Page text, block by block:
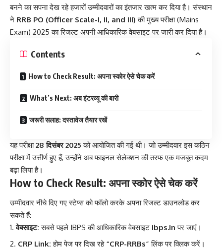
बनने का सपना देख रहे हजारों उम्मीदवारों का इंतजार खत्म कर दिया है। संस्थान
ने RRB PO (Officer Scale-I, II, and III) की मुख्य परीक्षा (Mains
Exam) 2025 का रिजल्ट अपनी आधिकारिक वेबसाइट पर जारी कर दिया है।
Contents
How to Check Result: अपना स्कोर ऐसे चेक करें
What’s Next: अब इंटरव्यू की बारी
जरूरी सलाह: दस्तावेज तैयार रखें
यह परीक्षा28 दिसंबर 2025 को आयोजित की गई थी। जो उम्मीदवार इस कठिन
परीक्षा में उत्तीर्ण हुए हैं, उन्होंने अब फाइनल सेलेक्शन की तरफ एक मजबूत कदम
बढ़ा लिया है।
How to Check Result: अपना स्कोर ऐसे चेक करें
उम्मीदवार नीचे दिए गए स्टेप्स को फॉलो करके अपना रिजल्ट डाउनलोड कर
सकते हैं:
वेबसाइट: सबसे पहले IBPS की आधिकारिक वेबसाइट ibps.in पर जाएं।
CRP Link: होम पेज पर दिख रहे “CRP-RRBs” लिंक पर क्लिक करें।